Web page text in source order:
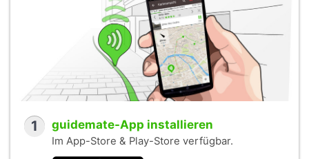
1 guidemate-App installieren
Im App-Store & Play-Store verfügbar.